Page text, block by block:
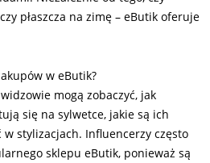
płaszcza na zimę – eButik oferuje
w eButik?
mogą zobaczyć, jak
się na sylwetce, jakie są ich
w stylizacjach. Influencerzy często
sklepu eButik, ponieważ są